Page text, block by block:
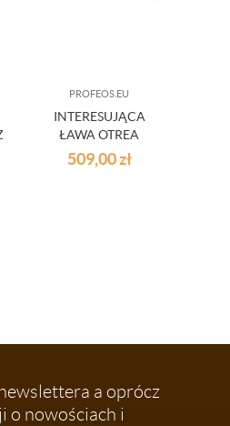
PROFEOS.EU
INTERESUJĄCA
ŁAWA OTREA
509,00zł
a oprócz
o nowościach i